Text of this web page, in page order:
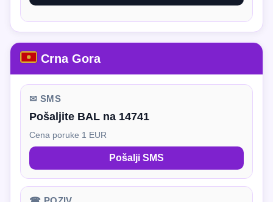
Crna Gora
✉ SMS
Pošaljite BAL na 14741
Cena poruke 1 EUR
Pošalji SMS